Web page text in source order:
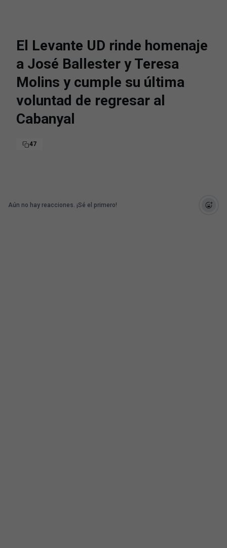
El Levante UD rinde homenaje
a José Ballester y Teresa
Molins y cumple su última
voluntad de regresar al
Cabanyal
47
Aún no hay reacciones. ¡Sé el primero!